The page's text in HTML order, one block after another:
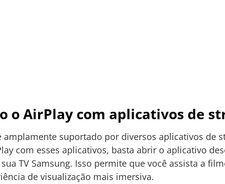
o AirPlay com aplicativos de
amplamente suportado por diversos aplicativos de
com esses aplicativos, basta abrir o aplicativo
TV Samsung. Isso permite que você assista a
de visualização mais imersiva.